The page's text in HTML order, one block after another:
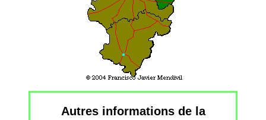
Autres informations de la